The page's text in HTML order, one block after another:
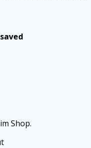
Shop.